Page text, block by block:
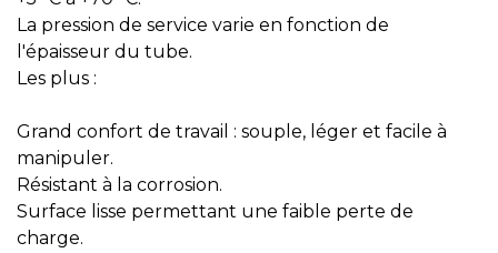
La pression de service varie en fonction de
l'épaisseur du tube.
Les plus :
Grand confort de travail : souple, léger et facile à
manipuler.
Résistant à la corrosion.
Surface lisse permettant une faible perte de
charge.